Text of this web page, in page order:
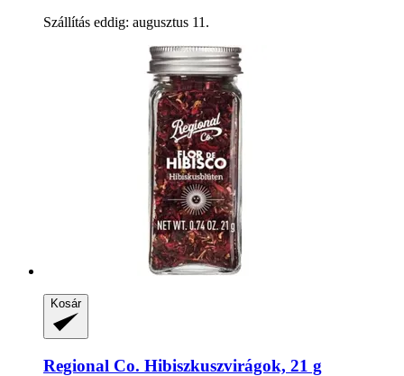
Szállítás eddig: augusztus 11.
Kosár
Regional Co. Hibiszkuszvirágok, 21 g